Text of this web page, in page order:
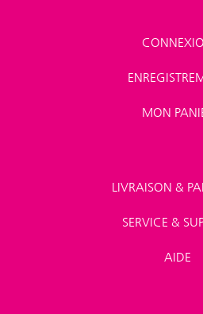
MON
LIVRAISON &
SERVICE &
AIDE